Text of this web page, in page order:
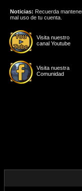
Visita nuestro
canal Youtube
Visita nuestra
Comunidad
Noticias: Recuerda
mal uso de tu cuenta.